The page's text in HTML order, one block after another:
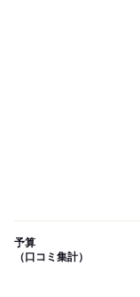
予算
（口コミ集計）